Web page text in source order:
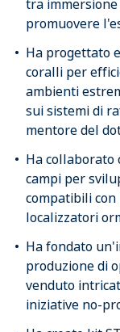
tra
promuovere
Ha progettato
coralli per
ambienti
sui sistemi di
mentore del
Ha collaborato
campi per
compatibili con
localizzatori
Ha fondato
produzione di
venduto
iniziative no-